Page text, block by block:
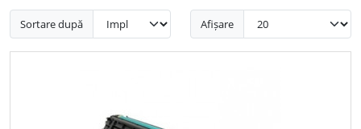
Sortare după Afișare